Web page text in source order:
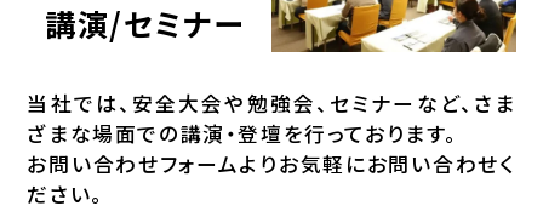
講演/セミナー
当社では、安全⼤会や勉強会、セミナーなど、さま
ざまな場⾯での講演・登壇を⾏っております。
お問い合わせフォームよりお気軽にお問い合わせく
ださい。